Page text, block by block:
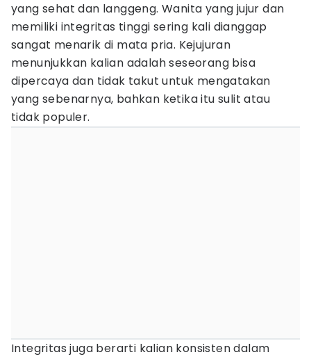
yang sehat dan langgeng. Wanita yang jujur dan
memiliki integritas tinggi sering kali dianggap
sangat menarik di mata pria. Kejujuran
menunjukkan kalian adalah seseorang bisa
dipercaya dan tidak takut untuk mengatakan
yang sebenarnya, bahkan ketika itu sulit atau
tidak populer.
Integritas juga berarti kalian konsisten dalam